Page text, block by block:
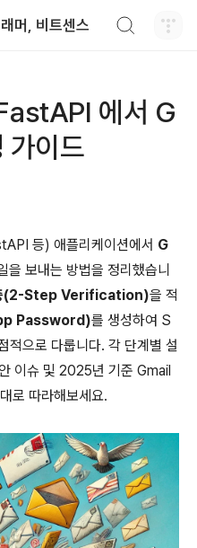
머, 비트센스
에서 G
이드
등) 애플리케이션에서 G
을 보내는 방법을 정리했습니
(2-Step Verification)을 적
Password)를 생성하여 S
적으로 다룹니다. 각 단계별 설
이슈 및 2025년 기준 Gmail
로 따라해보세요.